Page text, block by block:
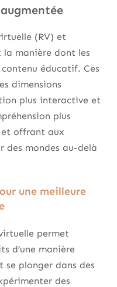
(RV) et
la manière dont les
éducatif. Ces
dimensions
plus interactive et
plus
et offrant aux
des mondes au-delà
une meilleure
permet
d’une manière
plonger dans des
des